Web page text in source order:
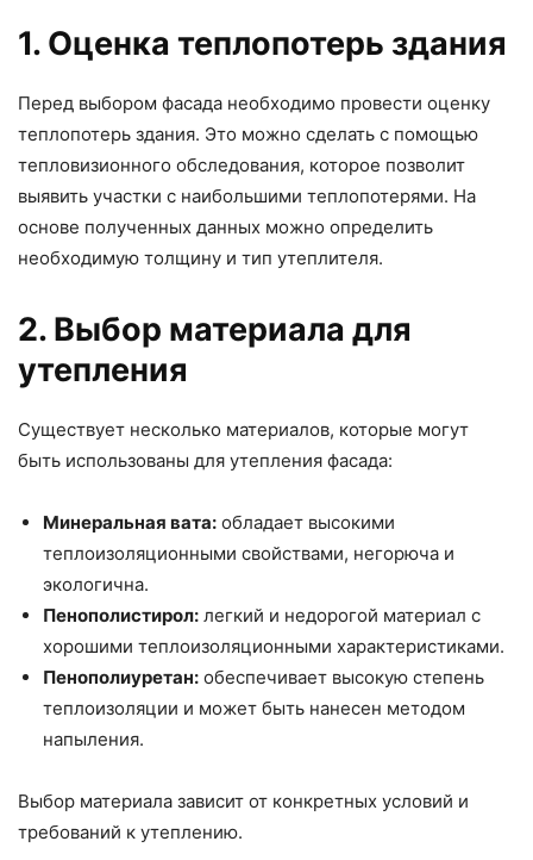
1. Оценка теплопотерь здания
Перед выбором фасада необходимо провести оценку
теплопотерь здания. Это можно сделать с помощью
тепловизионного обследования, которое позволит
выявить участки с наибольшими теплопотерями. На
основе полученных данных можно определить
необходимую толщину и тип утеплителя.
2. Выбор материала для
утепления
Существует несколько материалов, которые могут
быть использованы для утепления фасада:
Минеральная вата: обладает высокими
теплоизоляционными свойствами, негорюча и
экологична.
Пенополистирол: легкий и недорогой материал с
хорошими теплоизоляционными характеристиками.
Пенополиуретан: обеспечивает высокую степень
теплоизоляции и может быть нанесен методом
напыления.
Выбор материала зависит от конкретных условий и
требований к утеплению.